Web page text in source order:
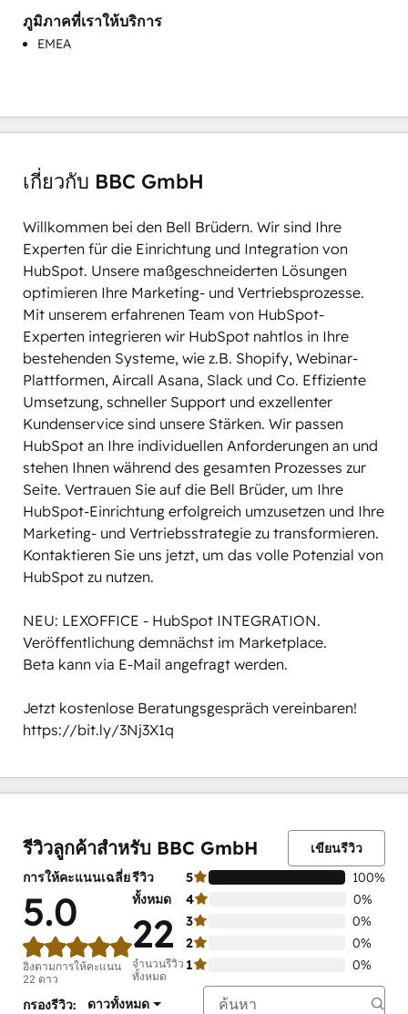
ภูมิภาคที่เราให้บริการ
EMEA
เกี่ยวกับ BBC GmbH
Willkommen bei den Bell Brüdern. Wir sind Ihre
Experten für die Einrichtung und Integration von
HubSpot. Unsere maßgeschneiderten Lösungen
optimieren Ihre Marketing- und Vertriebsprozesse.
Mit unserem erfahrenen Team von HubSpot-
Experten integrieren wir HubSpot nahtlos in Ihre
bestehenden Systeme, wie z.B. Shopify, Webinar-
Plattformen, Aircall Asana, Slack und Co. Effiziente
Umsetzung, schneller Support und exzellenter
Kundenservice sind unsere Stärken. Wir passen
HubSpot an Ihre individuellen Anforderungen an und
stehen Ihnen während des gesamten Prozesses zur
Seite. Vertrauen Sie auf die Bell Brüder, um Ihre
HubSpot-Einrichtung erfolgreich umzusetzen und Ihre
Marketing- und Vertriebsstrategie zu transformieren.
Kontaktieren Sie uns jetzt, um das volle Potenzial von
HubSpot zu nutzen.
NEU: LEXOFFICE - HubSpot INTEGRATION.
Veröffentlichung demnächst im Marketplace.
Beta kann via E-Mail angefragt werden.
Jetzt kostenlose Beratungsgespräch vereinbaren!
https://bit.ly/3Nj3X1q
รีวิวลูกค้าสำหรับ BBC GmbH
เขียนรีวิว
การให้คะแนนเฉลี่ย
5.0
อิงตามการให้คะแนน
22 ดาว
รีวิว
ทั้งหมด
22
จำนวนรีวิว
ทั้งหมด
5
100%
100%
4
0%
3
0%
2
0%
1
0%
กรองรีวิว: ดาวทั้งหมด